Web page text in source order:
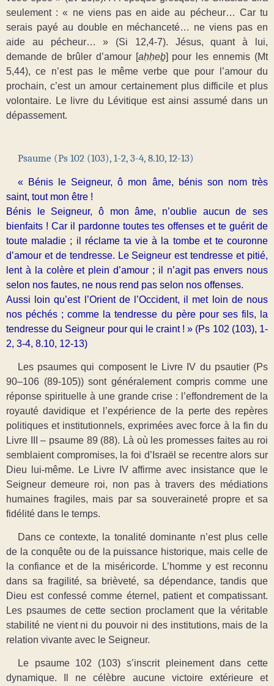
seulement : « ne viens pas en aide au pécheur… Car tu
serais payé au double en méchanceté… ne viens pas en
aide au pécheur… » (Si 12,4-7). Jésus, quant à lui,
demande de brûler d’amour [aḥḥeḇ] pour les ennemis (Mt
5,44), ce n’est pas le même verbe que pour l’amour du
prochain, c’est un amour certainement plus difficile et plus
volontaire. Le livre du Lévitique est ainsi assumé dans un
dépassement.
Psaume (Ps 102 (103), 1-2, 3-4, 8.10, 12-13)
« Bénis le Seigneur, ô mon âme, bénis son nom très
saint, tout mon être !
Bénis le Seigneur, ô mon âme, n’oublie aucun de ses
bienfaits ! Car il pardonne toutes tes offenses et te guérit de
toute maladie ; il réclame ta vie à la tombe et te couronne
d’amour et de tendresse. Le Seigneur est tendresse et pitié,
lent à la colère et plein d’amour ; il n’agit pas envers nous
selon nos fautes, ne nous rend pas selon nos offenses.
Aussi loin qu’est l’Orient de l’Occident, il met loin de nous
nos péchés ; comme la tendresse du père pour ses fils, la
tendresse du Seigneur pour qui le craint ! » (Ps 102 (103), 1-
2, 3-4, 8.10, 12-13)
Les psaumes qui composent le Livre IV du psautier (Ps
90–106 (89-105)) sont généralement compris comme une
réponse spirituelle à une grande crise : l’effondrement de la
royauté davidique et l’expérience de la perte des repères
politiques et institutionnels, exprimées avec force à la fin du
Livre III – psaume 89 (88). Là où les promesses faites au roi
semblaient compromises, la foi d’Israël se recentre alors sur
Dieu lui-même. Le Livre IV affirme avec insistance que le
Seigneur demeure roi, non pas à travers des médiations
humaines fragiles, mais par sa souveraineté propre et sa
fidélité dans le temps.
Dans ce contexte, la tonalité dominante n’est plus celle
de la conquête ou de la puissance historique, mais celle de
la confiance et de la miséricorde. L’homme y est reconnu
dans sa fragilité, sa brièveté, sa dépendance, tandis que
Dieu est confessé comme éternel, patient et compatissant.
Les psaumes de cette section proclament que la véritable
stabilité ne vient ni du pouvoir ni des institutions, mais de la
relation vivante avec le Seigneur.
Le psaume 102 (103) s’inscrit pleinement dans cette
dynamique. Il ne célèbre aucune victoire extérieure et